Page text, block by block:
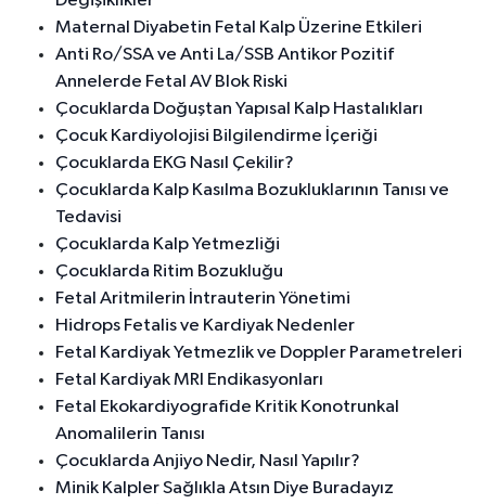
Maternal Diyabetin Fetal Kalp Üzerine Etkileri
Anti Ro/SSA ve Anti La/SSB Antikor Pozitif
Annelerde Fetal AV Blok Riski
Çocuklarda Doğuştan Yapısal Kalp Hastalıkları
Çocuk Kardiyolojisi Bilgilendirme İçeriği
Çocuklarda EKG Nasıl Çekilir?
Çocuklarda Kalp Kasılma Bozukluklarının Tanısı ve
Tedavisi
Çocuklarda Kalp Yetmezliği
Çocuklarda Ritim Bozukluğu
Fetal Aritmilerin İntrauterin Yönetimi
Hidrops Fetalis ve Kardiyak Nedenler
Fetal Kardiyak Yetmezlik ve Doppler Parametreleri
Fetal Kardiyak MRI Endikasyonları
Fetal Ekokardiyografide Kritik Konotrunkal
Anomalilerin Tanısı
Çocuklarda Anjiyo Nedir, Nasıl Yapılır?
Minik Kalpler Sağlıkla Atsın Diye Buradayız